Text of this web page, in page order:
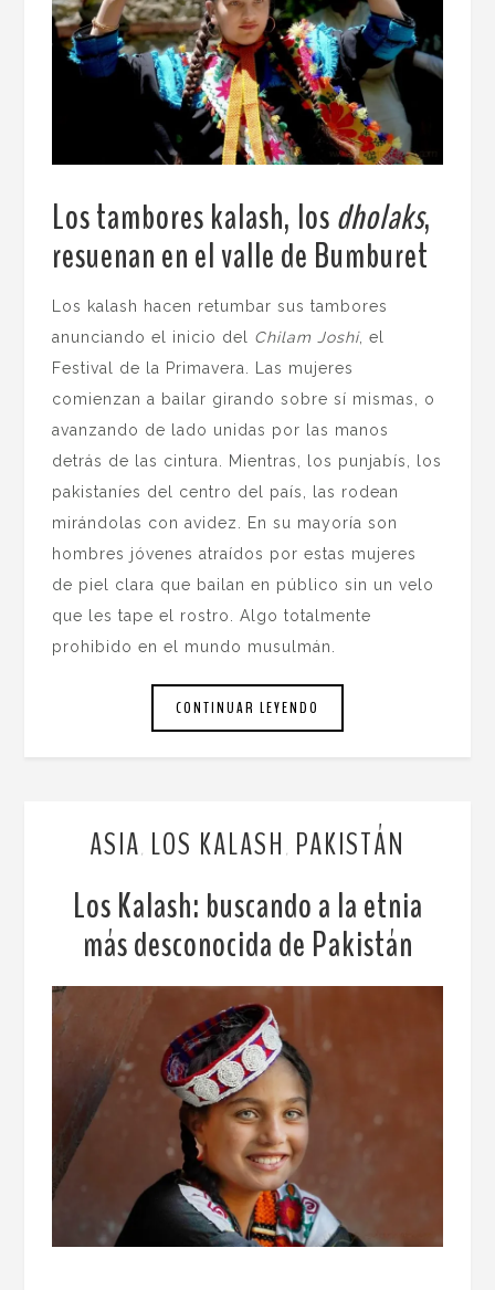
Los tambores kalash, losdholaks,
resuenan en el valle de Bumburet
Los kalash hacen retumbar sus tambores
anunciando el inicio del Chilam Joshi, el
Festival de la Primavera. Las mujeres
comienzan a bailar girando sobre sí mismas, o
avanzando de lado unidas por las manos
detrás de las cintura. Mientras, los punjabís, los
pakistaníes del centro del país, las rodean
mirándolas con avidez. En su mayoría son
hombres jóvenes atraídos por estas mujeres
de piel clara que bailan en público sin un velo
que les tape el rostro. Algo totalmente
prohibido en el mundo musulmán.
CONTINUAR LEYENDO
ASIA LOS KALASH PAKISTÁN
Los Kalash: buscando a la etnia
más desconocida de Pakistán